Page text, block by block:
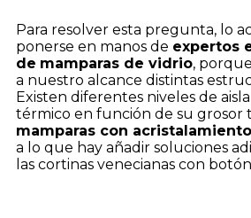
Para resolver esta pregunta, lo
ponerse en manos de expertos
de mamparas de vidrio,
a nuestro alcance distintas
Existen diferentes niveles de
térmico en función de su grosor
mamparas con
a lo que hay añadir soluciones
las cortinas venecianas con